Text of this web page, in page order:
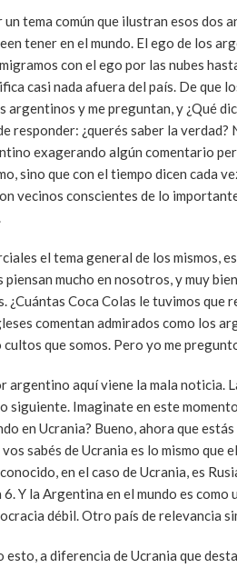
tema común que ilustran esos dos
tener en el mundo. El ego de los
con el ego por las nubes
casi nada afuera del país. De que
argentinos y me preguntan, y ¿Qué
responder: ¿querés saber la
exagerando algún comentario
sino que con el tiempo dicen cada
vecinos conscientes de lo
el tema general de los mismos,
mucho en nosotros, y muy
¿Cuántas Coca Colas le tuvimos que
comentan admirados como los
que somos. Pero yo me
argentino aquí viene la mala noticia.
siguiente. Imaginate en este
en Ucrania? Bueno, ahora que
sabés de Ucrania es lo mismo
en el caso de Ucrania, es
Y la Argentina en el mundo es
débil. Otro país de relevancia
esto, a diferencia de Ucrania que